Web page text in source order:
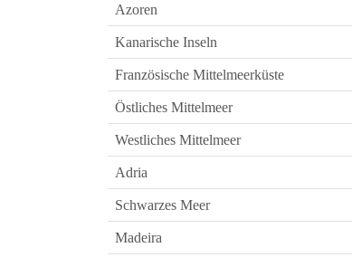
Azoren
Kanarische Inseln
Französische Mittelmeerküste
Östliches Mittelmeer
Westliches Mittelmeer
Adria
Schwarzes Meer
Madeira